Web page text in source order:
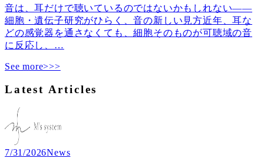
音は、耳だけで聴いているのではないかもしれない――
細胞・遺伝子研究がひらく、音の新しい見方近年、耳な
どの感覚器を通さなくても、細胞そのものが可聴域の音
に反応し、 …
See more>>>
Latest Articles
7/31/2026News